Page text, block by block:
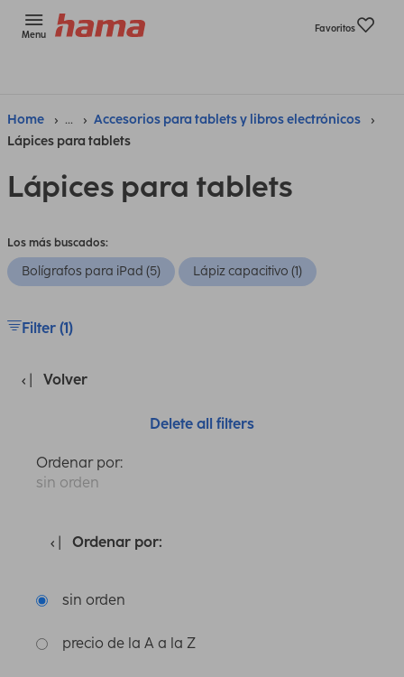
Menu
Favoritos
Home ...
Accesorios para tablets y libros electrónicos
Lápices para tablets
Lápices para tablets
Los más buscados:
Bolígrafos para iPad (5) Lápiz capacitivo (1)
Filter (1)
Volver
Delete all filters
Ordenar por:
sin orden
Ordenar por:
sin orden
precio de la A a la Z